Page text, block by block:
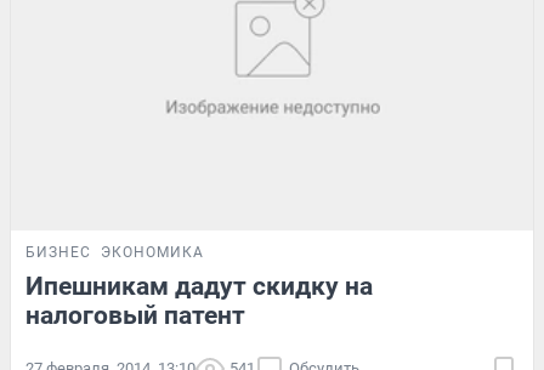
БИЗНЕС ЭКОНОМИКА
Ипешникам дадут скидку на
налоговый патент